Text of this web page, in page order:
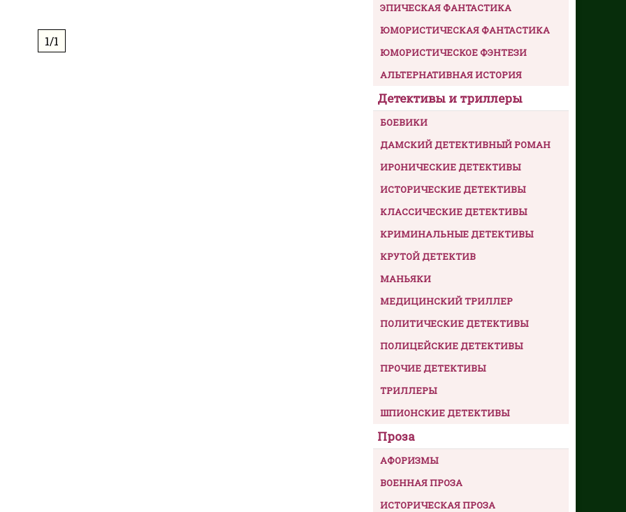
1/1
ЭПИЧЕСКАЯ ФАНТАСТИКА
ЮМОРИСТИЧЕСКАЯ ФАНТАСТИКА
ЮМОРИСТИЧЕСКОЕ ФЭНТЕЗИ
АЛЬТЕРНАТИВНАЯ ИСТОРИЯ
Детективы и триллеры
БОЕВИКИ
ДАМСКИЙ ДЕТЕКТИВНЫЙ РОМАН
ИРОНИЧЕСКИЕ ДЕТЕКТИВЫ
ИСТОРИЧЕСКИЕ ДЕТЕКТИВЫ
КЛАССИЧЕСКИЕ ДЕТЕКТИВЫ
КРИМИНАЛЬНЫЕ ДЕТЕКТИВЫ
КРУТОЙ ДЕТЕКТИВ
МАНЬЯКИ
МЕДИЦИНСКИЙ ТРИЛЛЕР
ПОЛИТИЧЕСКИЕ ДЕТЕКТИВЫ
ПОЛИЦЕЙСКИЕ ДЕТЕКТИВЫ
ПРОЧИЕ ДЕТЕКТИВЫ
ТРИЛЛЕРЫ
ШПИОНСКИЕ ДЕТЕКТИВЫ
Проза
АФОРИЗМЫ
ВОЕННАЯ ПРОЗА
ИСТОРИЧЕСКАЯ ПРОЗА